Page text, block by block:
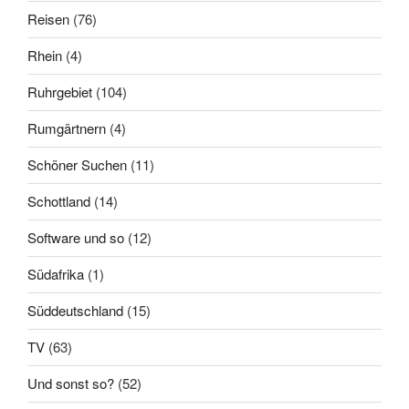
Reisen (76)
Rhein (4)
Ruhrgebiet (104)
Rumgärtnern (4)
Schöner Suchen (11)
Schottland (14)
Software und so (12)
Südafrika (1)
Süddeutschland (15)
TV (63)
Und sonst so? (52)